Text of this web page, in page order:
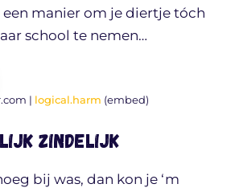
een manier om je diertje tóch
school te nemen…
| logical.harm (embed)
zindelijk
bij was, dan kon je ‘m